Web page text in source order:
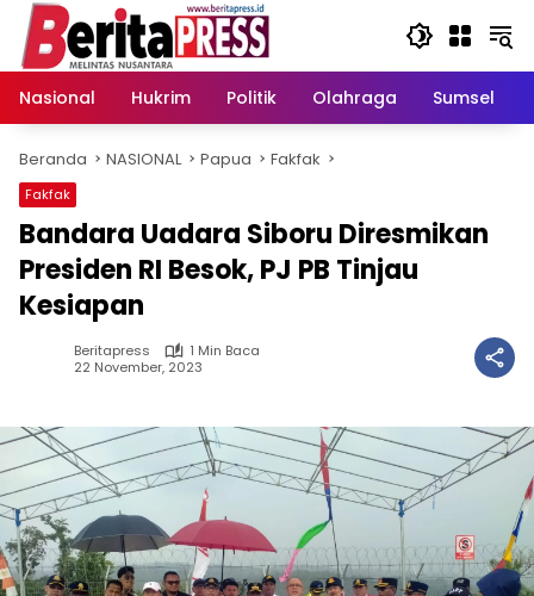
Langsung
konten
Nasional
Hukrim Politik Olahraga Sumsel
Beranda NASIONAL Papua Fakfak
Fakfak
Bandara Uadara Siboru Diresmikan
Presiden RI Besok, PJ PB Tinjau
Kesiapan
Beritapress
1 Min Baca
22 November, 2023